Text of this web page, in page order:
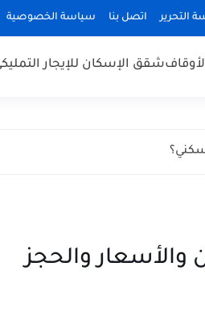
التحرير اتصل بنا سياسة الخصوصية
شقق الإسكان للإيجار
سكني؟
والأسعار والحجز